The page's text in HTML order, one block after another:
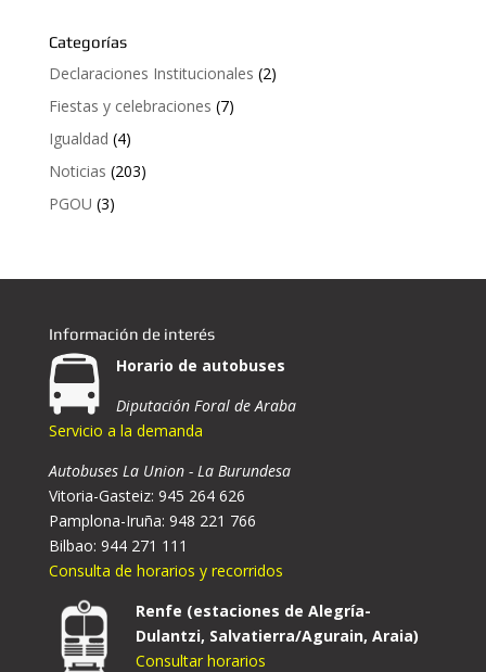
Categorías
Declaraciones Institucionales (2)
Fiestas y celebraciones (7)
Igualdad (4)
Noticias (203)
PGOU (3)
Información de interés
Horario de autobuses
Diputación Foral de Araba
Servicio a la demanda
Autobuses La Union - La Burundesa
Vitoria-Gasteiz: 945 264 626
Pamplona-Iruña: 948 221 766
Bilbao: 944 271 111
Consulta de horarios y recorridos
Renfe (estaciones de Alegría-
Dulantzi, Salvatierra/Agurain, Araia)
Consultar horarios